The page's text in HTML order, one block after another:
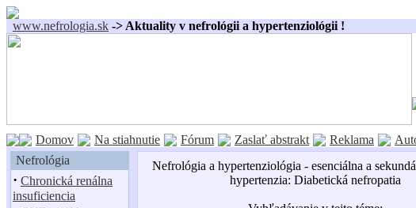
www.nefrologia.sk -> Aktuality v nefrológii a hypertenziológii !
Domov Na stiahnutie Fórum Zaslať abstrakt Reklama
Nefrológia
· Chronická renálna
insuficiencia
Nefrológia a hypertenziológia - esenciálna a
hypertenzia: Diabetická nefropatia